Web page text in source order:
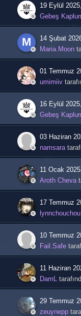
19 Eylül
Gebeş
M
14 Şubat
Maria.Moon
01 Temmuz
umimiiv
16 Eylül
Gebeş
03 Haziran
namsara
11 Ocak
Aroth Cheva
17 Temmuz
lynnchouchou
10 Temmuz
Fail.Safe
11 Haziran
DamL
29 Temmuz
zeuynepp